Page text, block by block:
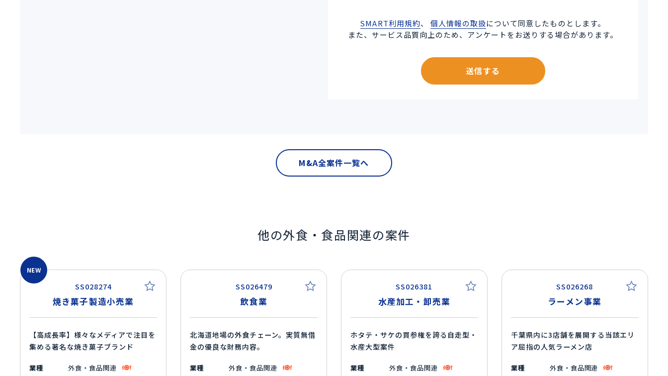
SMART利用規約、 個人情報の取扱について同意したものとします。
また、サービス品質向上のため、アンケートをお送りする場合があります。
送信する
M&A全案件一覧へ
他の外食・食品関連の案件
SS028274
NEW
焼き菓子製造小売業
【高成長率】様々なメディアで注目を
集める著名な焼き菓子ブランド
業種
外食・食品関連
SS026479
飲食業
北海道地場の外食チェーン。実質無借
金の優良な財務内容。
業種
外食・食品関連
SS026381
水産加工・卸売業
ホタテ・サケの買参権を誇る自走型・
水産大型案件
業種
外食・食品関連
SS026268
ラーメン事業
千葉県内に3店舗を展開する当該エリ
ア屈指の人気ラーメン店
業種
外食・食品関連